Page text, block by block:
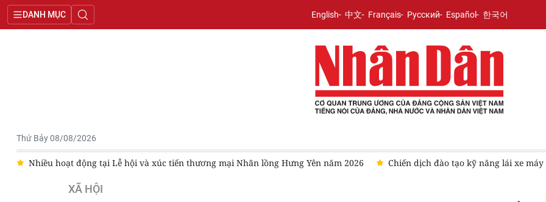
DANH MỤC English 中文 Français Русский Español 한국어
Thứ Bảy 08/08/2026
Nhiều hoạt động tại Lễ hội và xúc tiến thương mại Nhãn lồng Hưng Yên năm 2026 Chiến dịch đào tạo kỹ năng lái xe
XÃ HỘI